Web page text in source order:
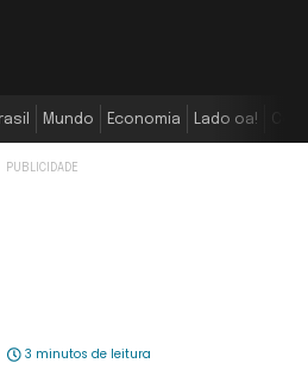
Mundo Economia Lado oa!
3 minutos de leitura